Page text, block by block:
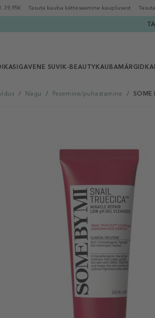
39,95€ Tasuta kauba kättesaamine kauplusest
IGAVENE SUVI K-BEAUTY KAUBAMÄRGID
/ Nägu / Pesemine/puhastamine / SOME